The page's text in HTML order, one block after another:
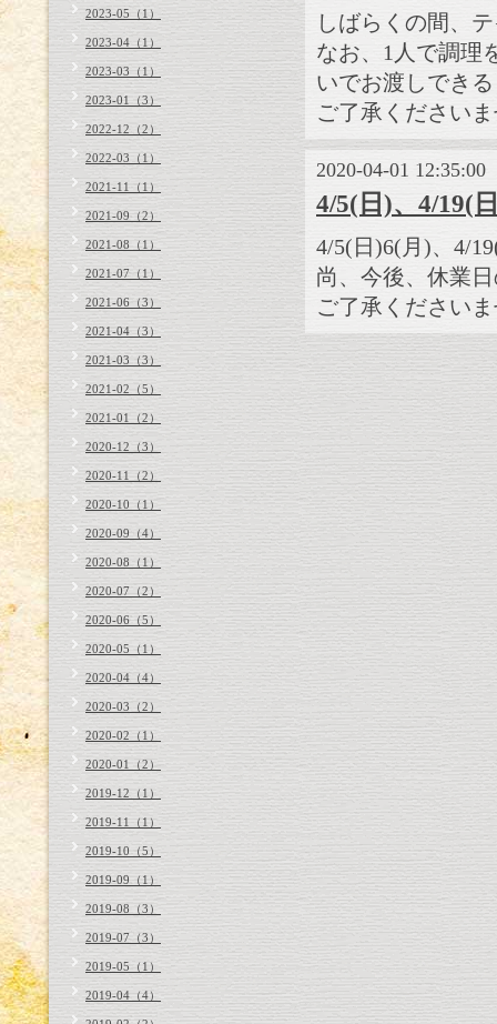
しばらくの間、
なお、1人で調理
いでお渡しでき
ご了承ください
2020-04-01 12:35:00
4/5(日)、4/19(
4/5(日)6(月)、4/
尚、今後、休業
ご了承ください
2023-05（1）
2023-04（1）
2023-03（1）
2023-01（3）
2022-12（2）
2022-03（1）
2021-11（1）
2021-09（2）
2021-08（1）
2021-07（1）
2021-06（3）
2021-04（3）
2021-03（3）
2021-02（5）
2021-01（2）
2020-12（3）
2020-11（2）
2020-10（1）
2020-09（4）
2020-08（1）
2020-07（2）
2020-06（5）
2020-05（1）
2020-04（4）
2020-03（2）
2020-02（1）
2020-01（2）
2019-12（1）
2019-11（1）
2019-10（5）
2019-09（1）
2019-08（3）
2019-07（3）
2019-05（1）
2019-04（4）